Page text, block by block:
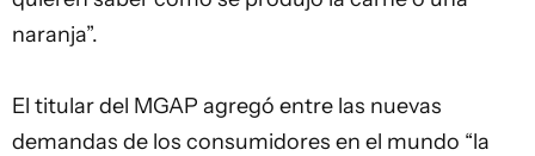
naranja”.
El titular del MGAP agregó entre las nuevas
demandas de los consumidores en el mundo “la